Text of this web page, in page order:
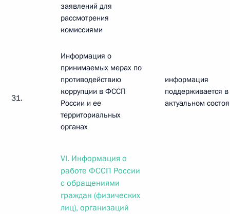
заявлений для
рассмотрения
комиссиями
31.
Информация о
принимаемых мерах по
противодействию
коррупции в ФССП
России и ее
территориальных
органах
информация
поддерживается в
актуальном
VI. Информация о
работе ФССП России
с обращениями
граждан (физических
лиц), организаций